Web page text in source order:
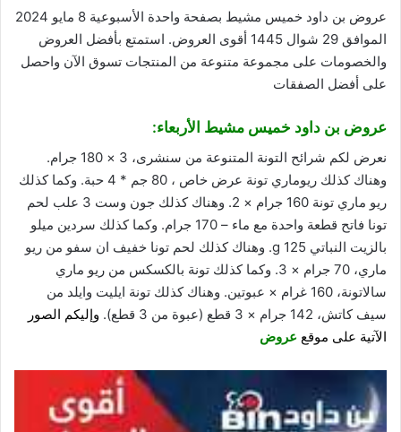
عروض بن داود خميس مشيط بصفحة واحدة الأسبوعية 8 مايو 2024
الموافق 29 شوال 1445 أقوى العروض. استمتع بأفضل العروض
والخصومات على مجموعة متنوعة من المنتجات تسوق الآن واحصل
على أفضل الصفقات
عروض بن داود خميس مشيط الأربعاء:
نعرض لكم شرائح التونة المتنوعة من سنشرى، 3 × 180 جرام.
وهناك كذلك ريوماري تونة عرض خاص ، 80 جم * 4 حبة. وكما كذلك
ريو ماري تونة 160 جرام × 2. وهناك كذلك جون وست 3 علب لحم
تونا فاتح قطعة واحدة مع ماء – 170 جرام. وكما كذلك سردين ميلو
بالزيت النباتي 125 g. وهناك كذلك لحم تونا خفيف ان سفو من ريو
ماري، 70 جرام × 3. وكما كذلك تونة بالكسكس من ريو ماري
سالاتونة، 160 غرام × عبوتين. وهناك كذلك تونة ايليت وايلد من
سيف كاتش، 142 جرام × 3 قطع (عبوة من 3 قطع).
وإليكم الصور
الآتية على موقع عروض